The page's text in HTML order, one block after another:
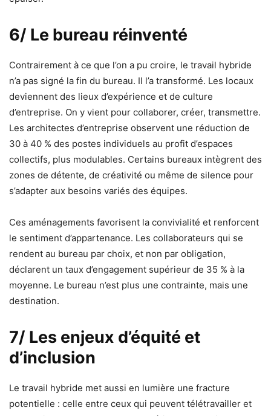
6/ Le bureau réinventé
Contrairement à ce que l’on a pu croire, le travail hybride
n’a pas signé la fin du bureau. Il l’a transformé. Les locaux
deviennent des lieux d’expérience et de culture
d’entreprise. On y vient pour collaborer, créer, transmettre.
Les architectes d’entreprise observent une réduction de
30 à 40 % des postes individuels au profit d’espaces
collectifs, plus modulables. Certains bureaux intègrent des
zones de détente, de créativité ou même de silence pour
s’adapter aux besoins variés des équipes.
Ces aménagements favorisent la convivialité et renforcent
le sentiment d’appartenance. Les collaborateurs qui se
rendent au bureau par choix, et non par obligation,
déclarent un taux d’engagement supérieur de 35 % à la
moyenne. Le bureau n’est plus une contrainte, mais une
destination.
7/ Les enjeux d’équité et
d’inclusion
Le travail hybride met aussi en lumière une fracture
potentielle : celle entre ceux qui peuvent télétravailler et